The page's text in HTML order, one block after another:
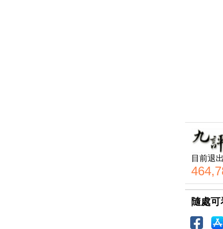
目前退
隨處